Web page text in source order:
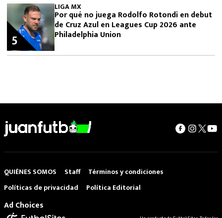
LIGA MX
Por qué no juega Rodolfo Rotondi en debut
de Cruz Azul en Leagues Cup 2026 ante
Philadelphia Union
5
QUIÉNES SOMOS Staff
Términos y condiciones
Políticas de privacidad
Política Editorial
Ad Choices